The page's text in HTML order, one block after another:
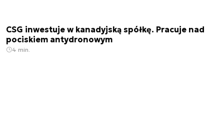
CSG inwestuje w kanadyjską spółkę. Pracuje nad
pociskiem antydronowym
4 min.